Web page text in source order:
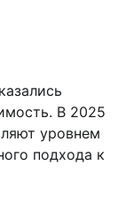
В 2025
уровнем
подхода к